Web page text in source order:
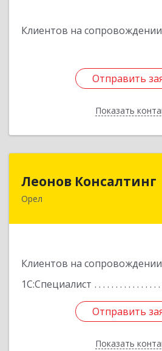
Клиентов на сопровождении
Отправить
Показать
Отправить
Назад
Леонов Консалтинг
Орел
Клиентов на сопровождении
1С:Специалист
Отправить
Показать
302030, Орловская обл,
Отправить
Назад